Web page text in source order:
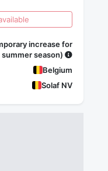
increase for
summer season)
Belgium
Solaf NV